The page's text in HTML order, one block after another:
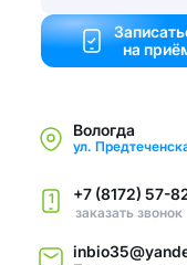
на
Вологда
ул.
1 +7 (8172) 57-
заказать звонок